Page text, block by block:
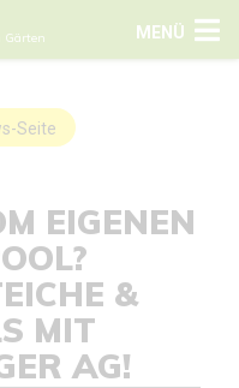
Gärten
MENÜ
Seite
EIGENEN
&
MIT
AG!